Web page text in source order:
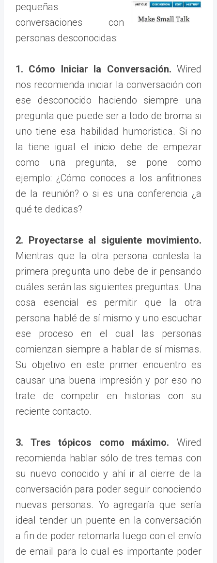
pequeñas
conversaciones con
personas desconocidas:
1. Cómo Iniciar la Conversación. Wired
nos recomienda iniciar la conversación con
ese desconocido haciendo siempre una
pregunta que puede ser a todo de broma si
uno tiene esa habilidad humoristica. Si no
la tiene igual el inicio debe de empezar
como una pregunta, se pone como
ejemplo: ¿Cómo conoces a los anfitriones
de la reunión? o si es una conferencia ¿a
qué te dedicas?
2. Proyectarse al siguiente movimiento.
Mientras que la otra persona contesta la
primera pregunta uno debe de ir pensando
cuáles serán las siguientes preguntas. Una
cosa esencial es permitir que la otra
persona hablé de sí mismo y uno escuchar
ese proceso en el cual las personas
comienzan siempre a hablar de sí mismas.
Su objetivo en este primer encuentro es
causar una buena impresión y por eso no
trate de competir en historias con su
reciente contacto.
3. Tres tópicos como máximo. Wired
recomienda hablar sólo de tres temas con
su nuevo conocido y ahí ir al cierre de la
conversación para poder seguir conociendo
nuevas personas. Yo agregaría que sería
ideal tender un puente en la conversación
a fin de poder retomarla luego con el envío
de email para lo cual es importante poder